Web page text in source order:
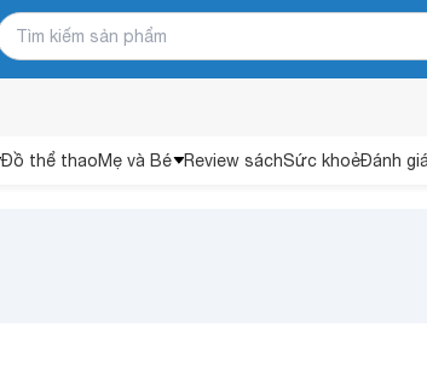
Đồ thể thaoMẹ và Bé Review sáchSức khoẻĐánh